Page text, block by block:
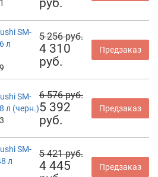
руб.
SM-
л
5 256 руб.
4 310
руб.
Предзаказ
SM-
л (черн.)
6 576 руб.
5 392
руб.
Предзаказ
SM-
л
5 421 руб.
4 445
Предзаказ